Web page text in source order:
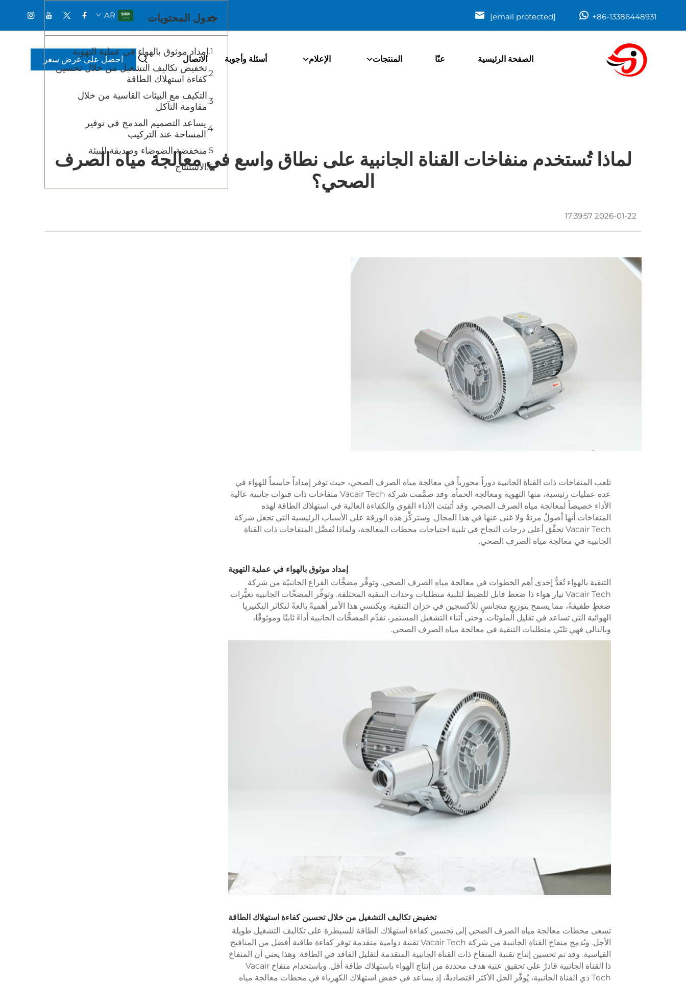
+86-13386448931
[email protected]
AR
الصفحة الرئيسية عنّا المنتجات الإعلام أسئلة وأجوبة الاتصال احصل على عرض سعر
لماذا تُستخدم منفاخات القناة الجانبية على نطاق واسع في معالجة مياه الصرف
الصحي؟
2026-01-22 17:39:57
تلعب المنفاخات ذات القناة الجانبية دوراً محورياً في معالجة مياه الصرف الصحي، حيث توفر إمداداً حاسماً للهواء في
عدة عمليات رئيسية، منها التهوية ومعالجة الحمأة. وقد صمَّمت شركة Vacair Tech منفاخات ذات قنوات جانبية عالية
الأداء خصيصاً لمعالجة مياه الصرف الصحي. وقد أثبتت الأداء القوي والكفاءة العالية في استهلاك الطاقة لهذه
المنفاخات أنها أصولٌ مرنةٌ ولا غنى عنها في هذا المجال. وستركِّز هذه الورقة على الأسباب الرئيسية التي تجعل شركة
Vacair Tech تحقِّق أعلى درجات النجاح في تلبية احتياجات محطات المعالجة، ولماذا تُفضَّل المنفاخات ذات القناة
الجانبية في معالجة مياه الصرف الصحي.
إمداد موثوق بالهواء في عملية التهوية
التنقية بالهواء تُعَدُّ إحدى أهم الخطوات في معالجة مياه الصرف الصحي. وتوفِّر مضخَّات الفراغ الجانبيّة من شركة
Vacair Tech تيار هواء ذا ضغط قابل للضبط لتلبية متطلبات وحدات التنقية المختلفة. وتوفِّر المضخَّات الجانبية تغيُّرات
ضغطٍ طفيفةً، مما يسمح بتوزيعٍ متجانسٍ للأكسجين في خزان التنقية. ويكتسي هذا الأمر أهميةً بالغةً لتكاثر البكتيريا
الهوائية التي تساعد في تقليل الملوثات. وحتى أثناء التشغيل المستمر، تقدِّم المضخَّات الجانبية أداءً ثابتًا وموثوقًا،
وبالتالي فهي تلبّي متطلبات التنقية في معالجة مياه الصرف الصحي.
تخفيض تكاليف التشغيل من خلال تحسين كفاءة استهلاك الطاقة
تسعى محطات معالجة مياه الصرف الصحي إلى تحسين كفاءة استهلاك الطاقة للسيطرة على تكاليف التشغيل طويلة
الأجل. ويُدمج منفاخ القناة الجانبية من شركة Vacair Tech تقنية دوامية متقدمة توفر كفاءة طاقية أفضل من المنافيخ
القياسية. وقد تم تحسين إنتاج تقنية المنفاخ ذات القناة الجانبية المتقدمة لتقليل الفاقد في الطاقة. وهذا يعني أن المنفاخ
ذا القناة الجانبية قادرٌ على تحقيق عتبة هدف محددة من إنتاج الهواء باستهلاك طاقة أقل. وباستخدام منفاخ Vacair
Tech ذي القناة الجانبية، يُوفَّر الحل الأكثر اقتصاديةً، إذ يساعد في خفض استهلاك الكهرباء في محطات معالجة مياه
جدول المحتويات
إمداد موثوق بالهواء في عملية التهوية
تخفيض تكاليف التشغيل من خلال تحسين
كفاءة استهلاك الطاقة
التكيف مع البيئات القاسية من خلال
مقاومة التآكل
يساعد التصميم المدمج في توفير
المساحة عند التركيب
منخفضة الضوضاء وصديقة للبيئة
الاستنتاج